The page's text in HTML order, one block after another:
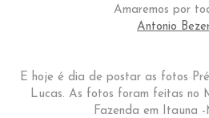
Amaremos por
Antonio
E hoje é dia de postar as fotos
Lucas. As fotos foram feitas no
Fazenda em Itauna